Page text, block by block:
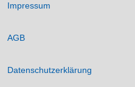
Impressum
AGB
Datenschutzerklärung